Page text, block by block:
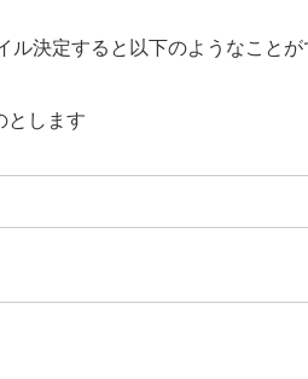
決定すると以下のようなことが
とします